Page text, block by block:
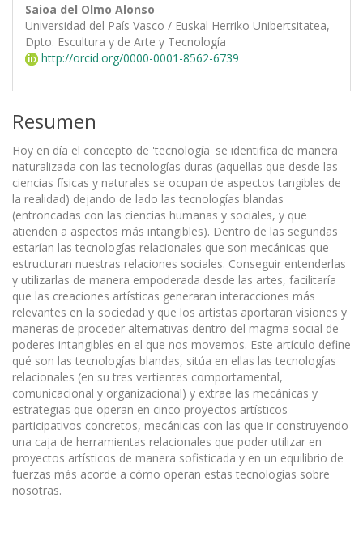
Saioa del Olmo Alonso
Universidad del País Vasco / Euskal Herriko Unibertsitatea,
Dpto. Escultura y de Arte y Tecnología
http://orcid.org/0000-0001-8562-6739
Resumen
Hoy en día el concepto de 'tecnología' se identifica de manera
naturalizada con las tecnologías duras (aquellas que desde las
ciencias físicas y naturales se ocupan de aspectos tangibles de
la realidad) dejando de lado las tecnologías blandas
(entroncadas con las ciencias humanas y sociales, y que
atienden a aspectos más intangibles). Dentro de las segundas
estarían las tecnologías relacionales que son mecánicas que
estructuran nuestras relaciones sociales. Conseguir entenderlas
y utilizarlas de manera empoderada desde las artes, facilitaría
que las creaciones artísticas generaran interacciones más
relevantes en la sociedad y que los artistas aportaran visiones y
maneras de proceder alternativas dentro del magma social de
poderes intangibles en el que nos movemos. Este artículo define
qué son las tecnologías blandas, sitúa en ellas las tecnologías
relacionales (en su tres vertientes comportamental,
comunicacional y organizacional) y extrae las mecánicas y
estrategias que operan en cinco proyectos artísticos
participativos concretos, mecánicas con las que ir construyendo
una caja de herramientas relacionales que poder utilizar en
proyectos artísticos de manera sofisticada y en un equilibrio de
fuerzas más acorde a cómo operan estas tecnologías sobre
nosotras.